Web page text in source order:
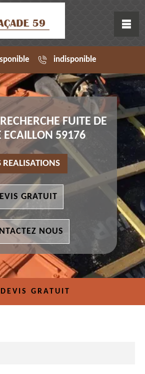
indisponible
FUITE DE
ECAILLON 59176
REALISATIONS
GRATUIT
NOUS
GRATUIT